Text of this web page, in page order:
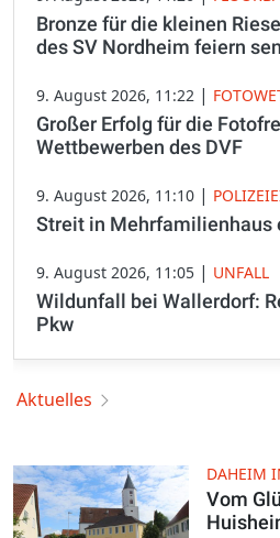
Bronze für die kleinen
des SV Nordheim feiern
9. August 2026, 11:22 |
Großer Erfolg für die
Wettbewerben des DVF
9. August 2026, 11:10 |
Streit in Mehrfamilienhaus
9. August 2026, 11:05 | UNFALL
Wildunfall bei Wallerdorf:
Pkw
Aktuelles
DAHEIM
Vom